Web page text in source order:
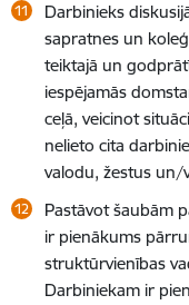
Darbinieks
sapratnes un
teiktajā un
iespējamās
ceļā, veicinot
nelieto cita
valodu, žestus un/
Pastāvot šaubām
ir pienākums
struktūrvienības
Darbiniekam ir